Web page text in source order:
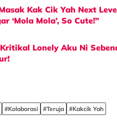
Kak Cik Yah Next
‘Mola Mola’, So Cute!”
Lonely Aku Ni
#Kolaborasi #Teruja #Kakcik Yah